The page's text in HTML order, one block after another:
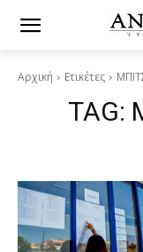
Αρχική Ετικέτες
TAG: